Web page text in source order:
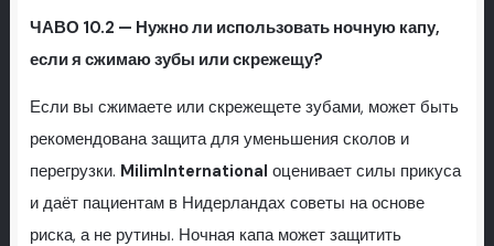
ЧАВО 10.2 — Нужно ли использовать ночную капу,
если я сжимаю зубы или скрежещу?
Если вы сжимаете или скрежещете зубами, может быть
рекомендована защита для уменьшения сколов и
перегрузки. MilimInternational оценивает силы прикуса
и даёт пациентам в Нидерландах советы на основе
риска, а не рутины. Ночная капа может защитить